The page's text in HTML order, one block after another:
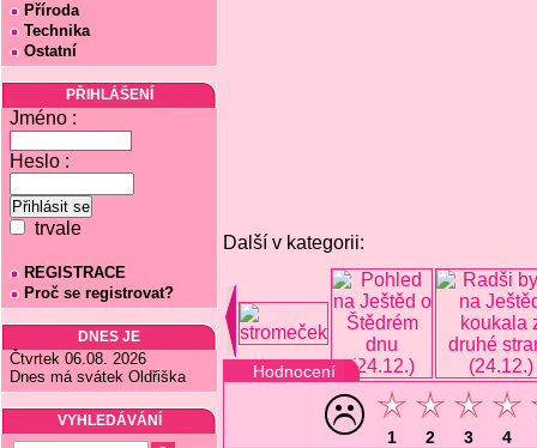
Příroda
Technika
Ostatní
PŘIHLÁŠENÍ
Jméno :
Heslo :
trvale
REGISTRACE
Proč se registrovat?
DNES JE
Čtvrtek 06.08. 2026
Dnes má svátek Oldřiška
VYHLEDÁVÁNÍ
Další v kategorii:
Hodnocení
1 2 3 4